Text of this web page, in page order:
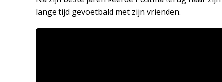
lange tijd gevoetbald met zijn vrienden.